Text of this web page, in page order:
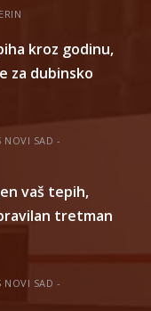
kroz godinu,
za dubinsko
NOVI SAD -
vaš tepih,
tretman
NOVI SAD -